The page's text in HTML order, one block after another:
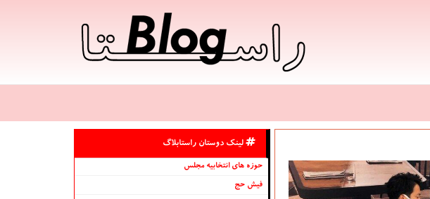
لینک دوستان راستابلاگ
حوزه های انتخابیه مجلس
فیش حج